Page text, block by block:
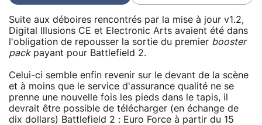
Suite aux déboires rencontrés par la mise à jour v1.2,
Digital Illusions CE et Electronic Arts avaient été dans
l'obligation de repousser la sortie du premier booster
packpayant pour Battlefield 2.
Celui-ci semble enfin revenir sur le devant de la scène
et à moins que le service d'assurance qualité ne se
prenne une nouvelle fois les pieds dans le tapis, il
devrait être possible de télécharger (en échange de
dix dollars) Battlefield 2 : Euro Force à partir du 15